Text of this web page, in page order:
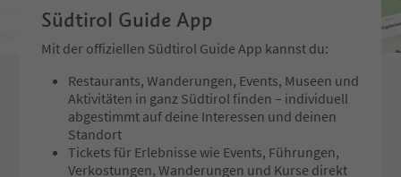
herrliche Natur
Im Winter führt die
Skipiste des
verläuft, direkt am
d’Anna vorbei, der
eine genussvolle
Südtirol Guide App
Mit der offiziellen Südtirol Guide App kannst du:
Restaurants, Wanderungen, Events, Museen und
Aktivitäten in ganz Südtirol finden – individuell
abgestimmt auf deine Interessen und deinen
Standort
Tickets für Erlebnisse wie Events, Führungen,
Verkostungen, Wanderungen und Kurse direkt